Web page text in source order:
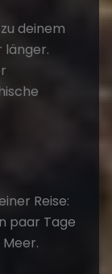
deinem
länger.
Reise:
paar Tage